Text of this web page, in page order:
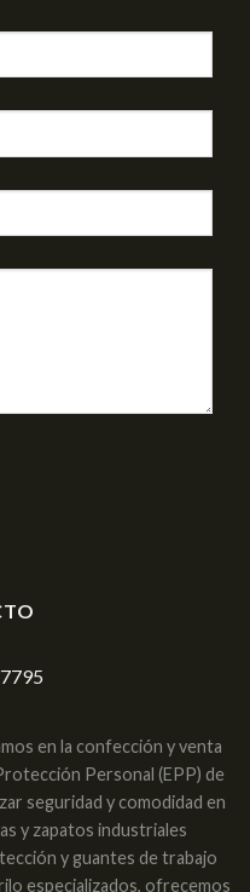
en la confección y venta
Personal (EPP) de
seguridad y comodidad en
y zapatos industriales
y guantes de trabajo
especializados, ofrecemos